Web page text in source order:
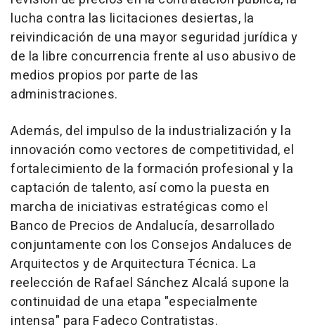
lucha contra las licitaciones desiertas, la
reivindicación de una mayor seguridad jurídica y
de la libre concurrencia frente al uso abusivo de
medios propios por parte de las
administraciones.
Además, del impulso de la industrialización y la
innovación como vectores de competitividad, el
fortalecimiento de la formación profesional y la
captación de talento, así como la puesta en
marcha de iniciativas estratégicas como el
Banco de Precios de Andalucía, desarrollado
conjuntamente con los Consejos Andaluces de
Arquitectos y de Arquitectura Técnica. La
reelección de Rafael Sánchez Alcalá supone la
continuidad de una etapa "especialmente
intensa" para Fadeco Contratistas.